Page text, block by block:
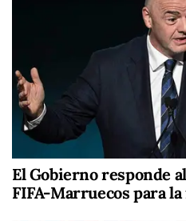
El Gobierno responde
FIFA-Marruecos para